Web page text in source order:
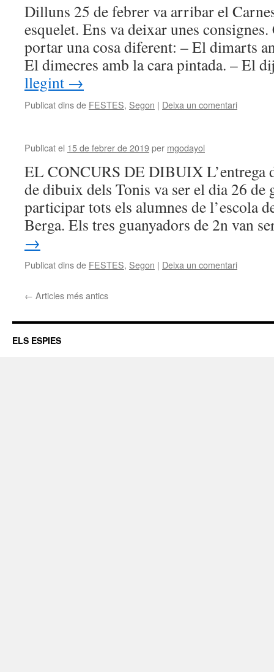
Dilluns 25 de febrer va arribar el
esquelet. Ens va deixar unes
portar una cosa diferent: – El dimarts
El dimecres amb la cara pintada. – El
llegint →
Publicat dins de FESTES, Segon | Deixa un comentari
Publicat el 15 de febrer de 2019per mgodayol
EL CONCURS DE DIBUIX L’entrega
de dibuix dels Tonis va ser el dia 26 de
participar tots els alumnes de l’escola
Berga. Els tres guanyadors de 2n van
→
Publicat dins de FESTES, Segon | Deixa un comentari
← Articles més antics
ELS ESPIES